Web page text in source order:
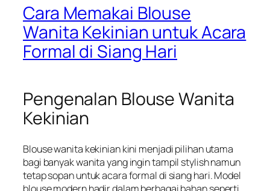
Cara Memakai Blouse
Wanita Kekinian untuk Acara
Formal di Siang Hari
Pengenalan Blouse Wanita
Kekinian
Blouse wanita kekinian kini menjadi pilihan utama
bagi banyak wanita yang ingin tampil stylish namun
tetap sopan untuk acara formal di siang hari. Model
blouse modern hadir dalam berbagai bahan seperti